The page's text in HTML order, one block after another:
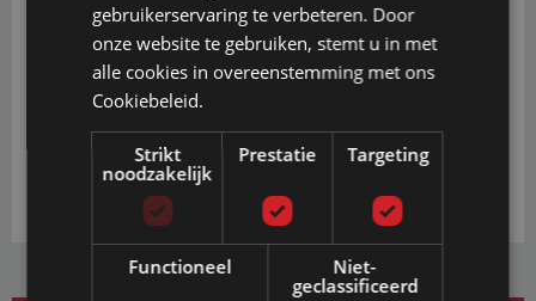
€ 0,50
PRIJS INCL. BTW EN GRATIS VERZENDING
VANAF € 20,-
gebruikerservaring te verbeteren. Door
onze website te gebruiken, stemt u in met
alle cookies in overeenstemming met ons
Cookiebeleid.
Strikt
noodzakelijk
Prestatie Targeting
Functioneel
Niet-
geclassificeerd